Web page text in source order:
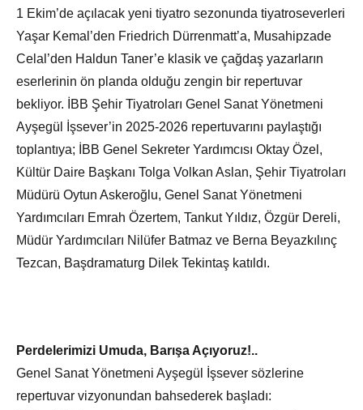
1 Ekim’de açılacak yeni tiyatro sezonunda tiyatroseverleri
Yaşar Kemal’den Friedrich Dürrenmatt’a, Musahipzade
Celal’den Haldun Taner’e klasik ve çağdaş yazarların
eserlerinin ön planda olduğu zengin bir repertuvar
bekliyor. İBB Şehir Tiyatroları Genel Sanat Yönetmeni
Ayşegül İşsever’in 2025-2026 repertuvarını paylaştığı
toplantıya; İBB Genel Sekreter Yardımcısı Oktay Özel,
Kültür Daire Başkanı Tolga Volkan Aslan, Şehir Tiyatroları
Müdürü Oytun Askeroğlu, Genel Sanat Yönetmeni
Yardımcıları Emrah Özertem, Tankut Yıldız, Özgür Dereli,
Müdür Yardımcıları Nilüfer Batmaz ve Berna Beyazkılınç
Tezcan, Başdramaturg Dilek Tekintaş katıldı.
Perdelerimizi Umuda, Barışa Açıyoruz!..
Genel Sanat Yönetmeni Ayşegül İşsever sözlerine
repertuvar vizyonundan bahsederek başladı: